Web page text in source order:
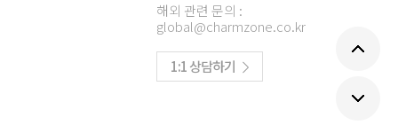
해외 관련 문의 :
global@charmzone.co.kr
1:1 상담하기